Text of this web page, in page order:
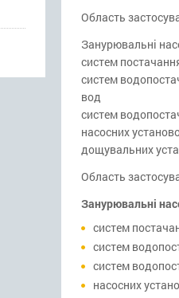
Область
Занурювальні
систем
систем
вод
систем
насосних
дощувальних
Область
Занурювальні
систем
систем
систем
насосних